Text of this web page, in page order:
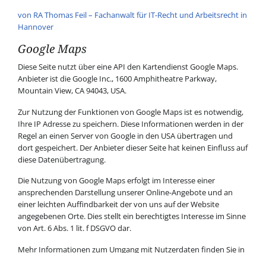
von RA Thomas Feil – Fachanwalt für IT-Recht und Arbeitsrecht in
Hannover
Google Maps
Diese Seite nutzt über eine API den Kartendienst Google Maps.
Anbieter ist die Google Inc., 1600 Amphitheatre Parkway,
Mountain View, CA 94043, USA.
Zur Nutzung der Funktionen von Google Maps ist es notwendig,
Ihre IP Adresse zu speichern. Diese Informationen werden in der
Regel an einen Server von Google in den USA übertragen und
dort gespeichert. Der Anbieter dieser Seite hat keinen Einfluss auf
diese Datenübertragung.
Die Nutzung von Google Maps erfolgt im Interesse einer
ansprechenden Darstellung unserer Online-Angebote und an
einer leichten Auffindbarkeit der von uns auf der Website
angegebenen Orte. Dies stellt ein berechtigtes Interesse im Sinne
von Art. 6 Abs. 1 lit. f DSGVO dar.
Mehr Informationen zum Umgang mit Nutzerdaten finden Sie in